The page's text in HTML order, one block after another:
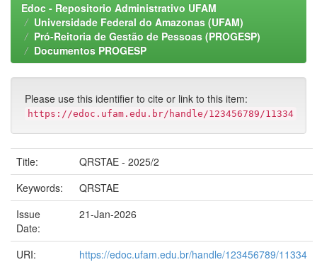
Edoc - Repositorio Administrativo UFAM
Universidade Federal do Amazonas (UFAM)
Pró-Reitoria de Gestão de Pessoas (PROGESP)
Documentos PROGESP
Please use this identifier to cite or link to this item:
https://edoc.ufam.edu.br/handle/123456789/11334
Title:
QRSTAE - 2025/2
Keywords:
QRSTAE
Issue
Date:
21-Jan-2026
URI:
https://edoc.ufam.edu.br/handle/123456789/11334